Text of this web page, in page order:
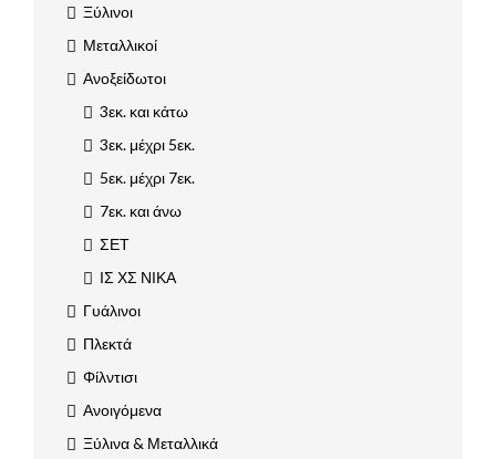
Ξύλινοι
Μεταλλικοί
Ανοξείδωτοι
3εκ. και κάτω
3εκ. μέχρι 5εκ.
5εκ. μέχρι 7εκ.
7εκ. και άνω
ΣΕΤ
ΙΣ ΧΣ ΝΙΚΑ
Γυάλινοι
Πλεκτά
Φίλντισι
Ανοιγόμενα
Ξύλινα & Μεταλλικά